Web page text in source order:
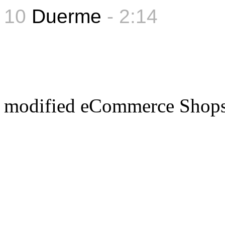
10 Duerme - 2:14
modified eCommerce